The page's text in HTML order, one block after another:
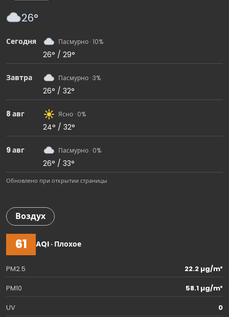
26°
Сегодня Пасмурно · 10%
26° / 29°
Завтра Пасмурно · 3%
26° / 32°
8 авг Ясно · 0%
24° / 32°
9 авг Пасмурно · 0%
26° / 33°
Обновлено при открытии страницы
Воздух
61 AQI · Плохое
PM2.5
22.2 µg/m³
PM10
58.1 µg/m³
UV
0